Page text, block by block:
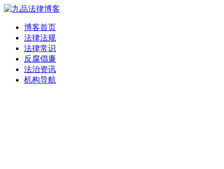
博客首页
法律法规
法律常识
反腐倡廉
法治资讯
机构导航